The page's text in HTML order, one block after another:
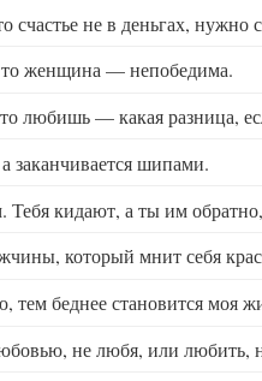
счастье не в деньгах, нужно
женщина — непобедима.
любишь — какая разница,
заканчивается шипами.
Тебя кидают, а ты им
который мнит себя
тем беднее становится моя
не любя, или любить,